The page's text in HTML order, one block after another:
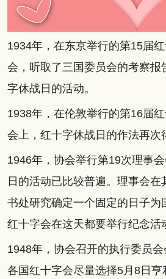
1934年，在东京举行的第15届
会，听取了三国委员会的考察报
字休战日的活动。
1938年，在伦敦举行的第16届
会上，红十字休战日的作法再次
1946年，协会举行第19次理事
日的活动已比较普遍。理事会
书处研究确定一个固定的日子为
红十字会在这天都要举行纪念活
1948年，协会召开的执行委员
各国红十字会尽量选择5月8日亨